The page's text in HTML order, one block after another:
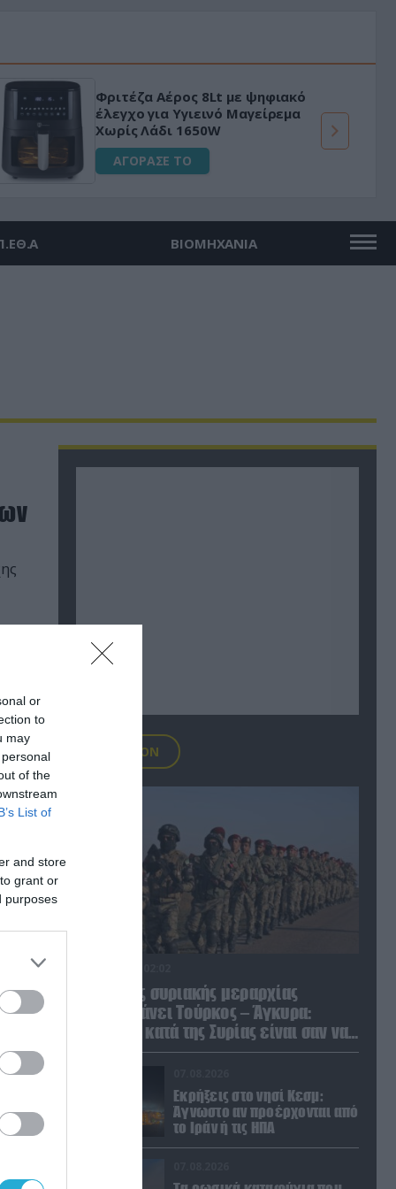
or
to
may
of the
List of
and store
grant or
purposes
Φριτέζα Αέρος 8Lt με ψηφιακό
έλεγχο για Υγιεινό Μαγείρεμα
Χωρίς Λάδι 1650W
ΑΓΟΡΑΣΕ ΤΟ
ΒΙΟΜΗΧΑΝΙΑ
FOCUS ON
Διοικητής συριακής μεραρχίας
αναλαμβάνει Τούρκος – Άγκυρα:
«Απειλές κατά της Συρίας είναι σαν να
απειλούν εμάς»
Εκρήξεις στο νησί Κεσμ:
Άγνωστο αν προέρχονται από
το Ιράν ή τις ΗΠΑ